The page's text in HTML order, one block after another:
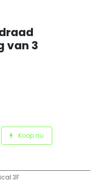
van 3
Koop nu
3F